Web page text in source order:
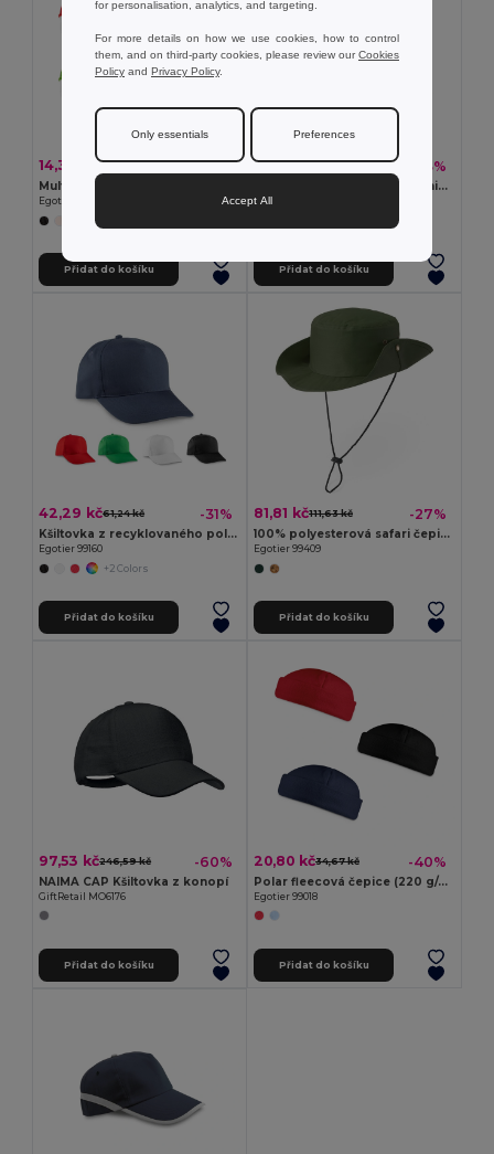
14,33 kč20,80 kč -31%
Multifunkční šátek (130 g/m²)
Egotier 99021
Přidat do košíku
87,13 kč154,15 kč -43%
BICCA CAP Kšiltovka z organické bavlny
GiftRetail MO6432
Přidat do košíku
42,29 kč61,24 kč -31%
Kšiltovka z recyklovaného polyesteru (100% rPET)
Egotier 99160
+2 Colors
Přidat do košíku
81,81 kč111,63 kč -27%
100% polyesterová safari čepice (160 g/m²)
Egotier 99409
Přidat do košíku
97,53 kč246,59 kč -60%
NAIMA CAP Kšiltovka z konopí
GiftRetail MO6176
Přidat do košíku
20,80 kč34,67 kč -40%
Polar fleecová čepice (220 g/m²)
Egotier 99018
Přidat do košíku
for personalisation, analytics, and targeting.
For more details on how we use cookies, how to control
them, and on third-party cookies, please review ourCookies
Policy and Privacy Policy.
Only essentials Preferences
Accept All